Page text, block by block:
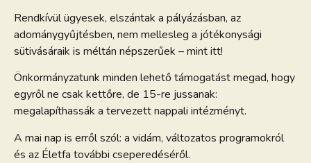
Rendkívül ügyesek, elszántak a pályázásban, az
adománygyűjtésben, nem mellesleg a jótékonysági
sütivásáraik is méltán népszerűek – mint itt!
Önkormányzatunk minden lehető támogatást megad, hogy
egyről ne csak kettőre, de 15-re jussanak:
megalapíthassák a tervezett nappali intézményt.
A mai nap is erről szól: a vidám, változatos programokról
és az Életfa további cseperedéséről.